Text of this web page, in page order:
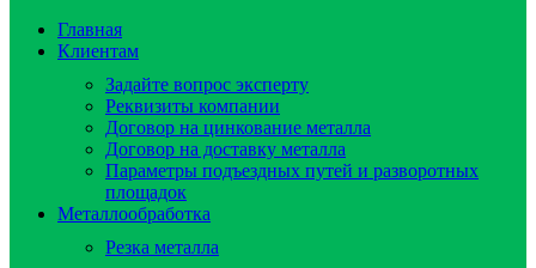
Главная
Клиентам
Задайте вопрос эксперту
Реквизиты компании
Договор на цинкование металла
Договор на доставку металла
Параметры подъездных путей и разворотных
площадок
Металлообработка
Резка металла